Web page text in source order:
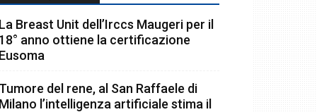
Breast Unit dell’Irccs Maugeri per il
anno ottiene la certificazione
del rene, al San Raffaele di
l’intelligenza artificiale stima il